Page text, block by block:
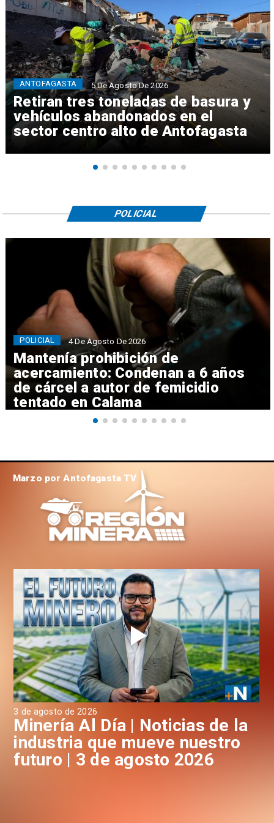
Retiran tres toneladas de basura y
vehículos abandonados en el
sector centro alto de Antofagasta
ANTOFAGASTA 5 De Agosto De 2026
Mantenía prohibición de
acercamiento: Condenan a 6 años
de cárcel a autor de femicidio
tentado en Calama
POLICIAL 4 De Agosto De 2026
POLICIAL
3 de agosto de 2026
Minería Al Día | Noticias de la
industria que mueve nuestro
futuro | 3 de agosto 2026
Marzo por Antofagasta TV